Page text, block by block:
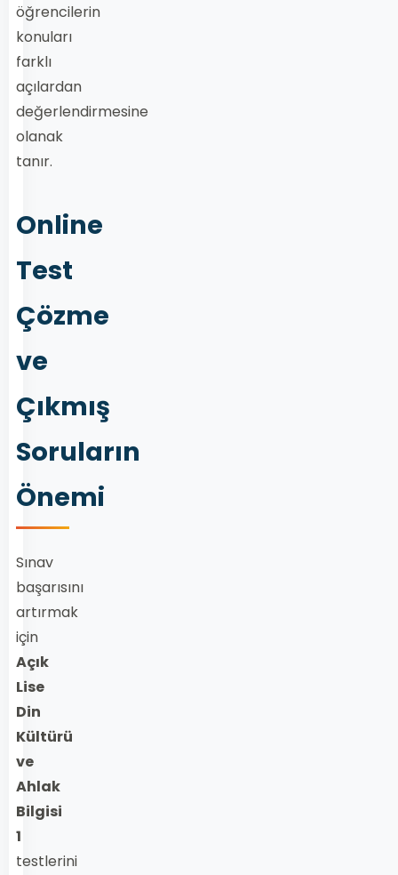
öğrencilerin
konuları
farklı
açılardan
değerlendirmesine
olanak
tanır.
Online
Test
Çözme
ve
Çıkmış
Soruların
Önemi
Sınav
başarısını
artırmak
için
Açık
Lise
Din
Kültürü
ve
Ahlak
Bilgisi
1
testlerini